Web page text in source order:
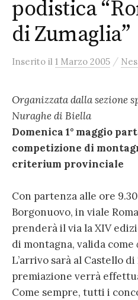
podistica
di Zumaglia”
Inserito il 1 Marzo 2005 /
Organizzata dalla sezione
Nuraghe di Biella
Domenica 1° maggio
competizione di
criterium provinciale
Con partenza alle ore
Borgonuovo, in viale
prenderà il via la XIV
di montagna, valida come
L’arrivo sarà al Castello
premiazione verrà
Come sempre, tutti i